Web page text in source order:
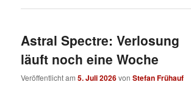
Astral Spectre: Verlosung
läuft noch eine Woche
Veröffentlicht am5. Juli 2026vonStefan Frühauf